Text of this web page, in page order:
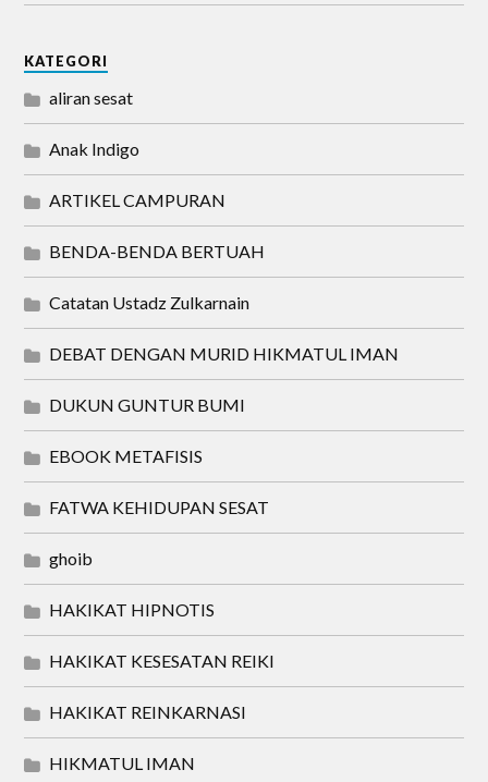
KATEGORI
aliran sesat
Anak Indigo
ARTIKEL CAMPURAN
BENDA-BENDA BERTUAH
Catatan Ustadz Zulkarnain
DEBAT DENGAN MURID HIKMATUL IMAN
DUKUN GUNTUR BUMI
EBOOK METAFISIS
FATWA KEHIDUPAN SESAT
ghoib
HAKIKAT HIPNOTIS
HAKIKAT KESESATAN REIKI
HAKIKAT REINKARNASI
HIKMATUL IMAN